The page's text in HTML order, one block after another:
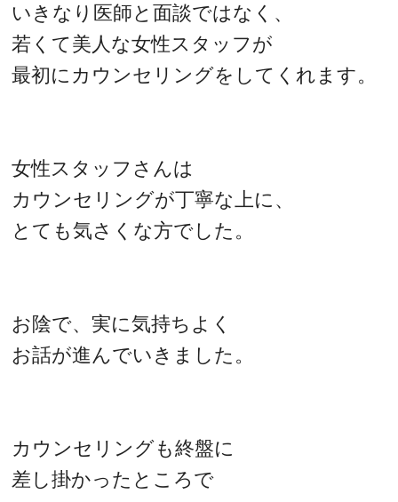
いきなり医師と面談ではなく、
若くて美人な女性スタッフが
最初にカウンセリングをしてくれます。
女性スタッフさんは
カウンセリングが丁寧な上に、
とても気さくな方でした。
お陰で、実に気持ちよく
お話が進んでいきました。
カウンセリングも終盤に
差し掛かったところで